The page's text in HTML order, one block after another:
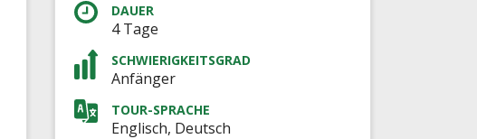
DAUER
4 Tage
SCHWIERIGKEITSGRAD
Anfänger
TOUR-SPRACHE
Englisch, Deutsch